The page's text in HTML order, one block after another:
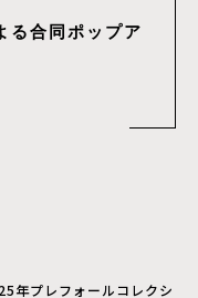
る合同ポップア
年プレフォールコレクシ